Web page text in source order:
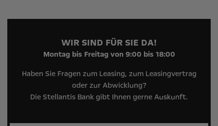
WIR SIND FÜR SIE DA!
Montag bis Freitag von 9:00 bis 18:00
Haben Sie Fragen zum Leasing, zum Leasingvertrag
oder zur Abwicklung?
Die Stellantis Bank gibt Ihnen gerne Auskunft.